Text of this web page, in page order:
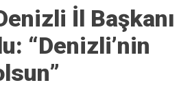
İl Başkanı
“Denizli’nin